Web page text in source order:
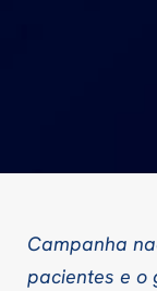
Campanha
pacientes e o